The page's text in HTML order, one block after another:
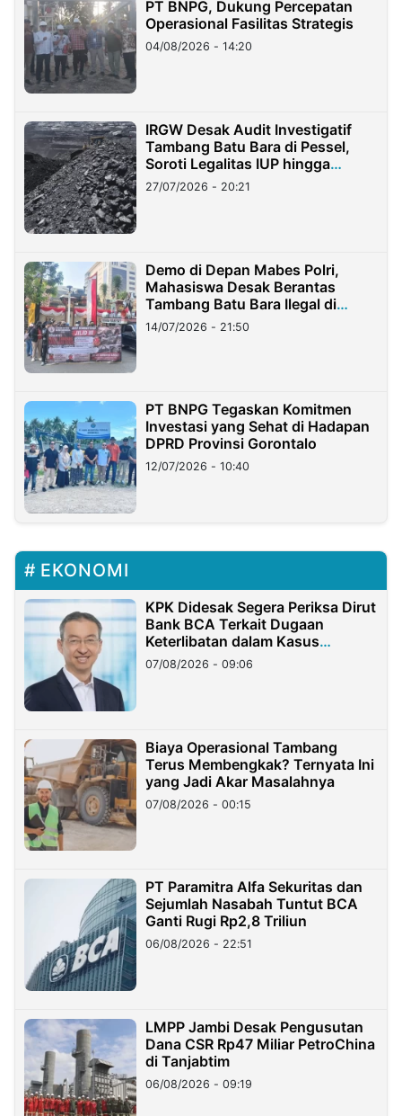
PT BNPG, Dukung Percepatan
Operasional Fasilitas Strategis
04/08/2026 - 14:20
IRGW Desak Audit Investigatif
Tambang Batu Bara di Pessel,
Soroti Legalitas IUP hingga
Stockpile
27/07/2026 - 20:21
Demo di Depan Mabes Polri,
Mahasiswa Desak Berantas
Tambang Batu Bara Ilegal di
Lampung
14/07/2026 - 21:50
PT BNPG Tegaskan Komitmen
Investasi yang Sehat di Hadapan
DPRD Provinsi Gorontalo
12/07/2026 - 10:40
EKONOMI
KPK Didesak Segera Periksa Dirut
Bank BCA Terkait Dugaan
Keterlibatan dalam Kasus
Hilangnya Dana Nasabah Rp2,58
Miliar
07/08/2026 - 09:06
Biaya Operasional Tambang
Terus Membengkak? Ternyata Ini
yang Jadi Akar Masalahnya
07/08/2026 - 00:15
PT Paramitra Alfa Sekuritas dan
Sejumlah Nasabah Tuntut BCA
Ganti Rugi Rp2,8 Triliun
06/08/2026 - 22:51
LMPP Jambi Desak Pengusutan
Dana CSR Rp47 Miliar PetroChina
di Tanjabtim
06/08/2026 - 09:19